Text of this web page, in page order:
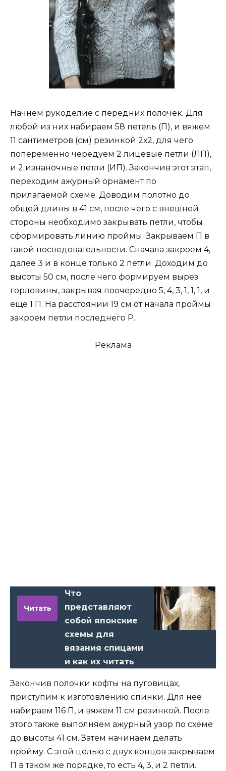
Начнем рукоделие с передних полочек. Для
любой из них набираем 58 петель (П), и вяжем
11 сантиметров (см) резинкой 2х2, для чего
попеременно чередуем 2 лицевые петли (ЛП),
и 2 изнаночные петли (ИП). Закончив этот этап,
переходим ажурный орнамент по
прилагаемой схеме. Доводим полотно до
общей длины в 41 см, после чего с внешней
стороны необходимо закрывать петли, чтобы
сформировать линию проймы. Закрываем П в
такой последовательности. Сначала закроем 4,
далее 3 и в конце только 2 петли. Доходим до
высоты 50 см, после чего формируем вырез
горловины, закрывая поочередно 5, 4, 3, 1, 1, 1, и
еще 1 П. На расстоянии 19 см от начала проймы
закроем петли последнего Р.
Реклама
Читать
Что
представляют
собой японские
схемы для
вязания спицами
и как их читать
Закончив полочки кофты на пуговицах,
приступим к изготовлению спинки. Для нее
набираем 116 П, и вяжем 11 см резинкой. После
этого также выполняем ажурный узор по схеме
до высоты 41 см. Затем начинаем делать
пройму. С этой целью с двух концов закрываем
П в таком же порядке, то есть 4, 3, и 2 петли.